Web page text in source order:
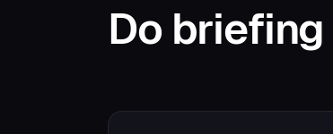
Do briefing